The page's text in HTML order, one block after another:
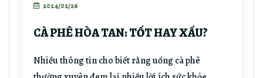
2024/02/26
CÀ PHÊ HÒA TAN: TỐT HAY XẤU?
Nhiều thông tin cho biết rằng uống cà phê